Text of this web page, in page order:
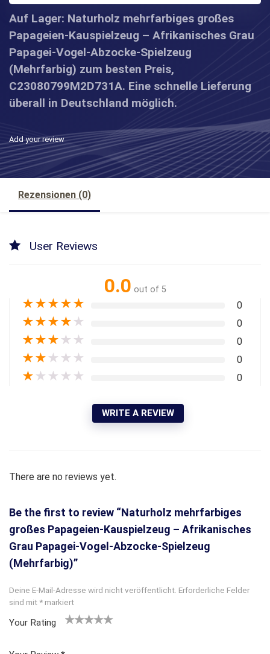
Auf Lager: Naturholz mehrfarbiges großes
Papageien-Kauspielzeug – Afrikanisches Grau
Papagei-Vogel-Abzocke-Spielzeug
(Mehrfarbig) zum besten Preis,
C23080799M2D731A. Eine schnelle Lieferung
überall in Deutschland möglich.
Add your review
Rezensionen (0)
User Reviews
0.0 out of 5
★★★★★ 0
★★★★ ★ 0
★★★ ★ ★ 0
★★ ★ ★ ★ 0
★ ★ ★ ★ ★ 0
WRITE A REVIEW
There are no reviews yet.
Be the first to review “Naturholz mehrfarbiges
großes Papageien-Kauspielzeug – Afrikanisches
Grau Papagei-Vogel-Abzocke-Spielzeug
(Mehrfarbig)”
Deine E-Mail-Adresse wird nicht veröffentlicht. Erforderliche Felder
sind mit * markiert
Your Rating